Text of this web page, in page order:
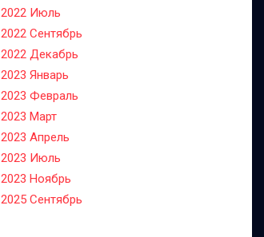
2022 Июль
2022 Сентябрь
2022 Декабрь
2023 Январь
2023 Февраль
2023 Март
2023 Апрель
2023 Июль
2023 Ноябрь
2025 Сентябрь